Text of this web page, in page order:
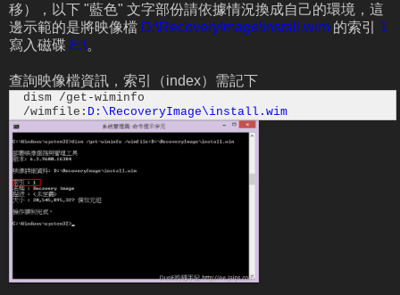
移），以下 "藍色" 文字部份請依據情況換成自己的環境，這
邊示範的是將映像檔 D:\RecoveryImage\install.wim 的索引 1
寫入磁碟 E:\。
查詢映像檔資訊，索引（index）需記下
dism /get-wiminfo
/wimfile: D:\RecoveryImage\install.wim